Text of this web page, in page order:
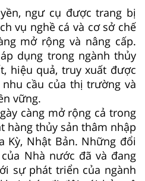
ngư cụ được trang bị
vụ nghề cá và cơ sở chế
mở rộng và nâng cấp.
dụng trong ngành thủy
hiệu quả, truy xuất được
cầu của thị trường và
vững.
càng mở rộng cả trong
hàng thủy sản thâm nhập
Kỳ, Nhật Bản. Những đổi
Nhà nước đã và đang
sự phát triển của ngành